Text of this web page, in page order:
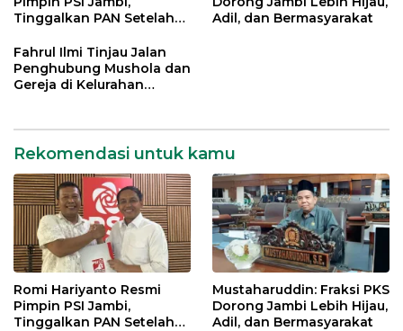
Tinggalkan PAN Setelah
Adil, dan Bermasyarakat
Fahrul Ilmi Tinjau Jalan
Penghubung Mushola dan
Gereja di Kelurahan
Rekomendasi untuk kamu
Romi Hariyanto Resmi
Pimpin PSI Jambi,
Tinggalkan PAN Setelah
Mustaharuddin: Fraksi PKS
Dorong Jambi Lebih Hijau,
Adil, dan Bermasyarakat